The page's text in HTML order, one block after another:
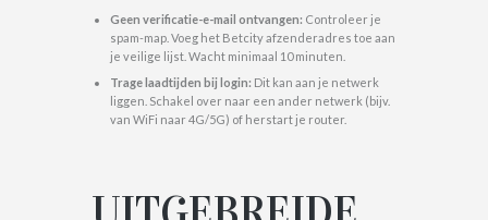
Geen verificatie-e-mail ontvangen: Controleer je
spam-map. Voeg het Betcity afzenderadres toe aan
je veilige lijst. Wacht minimaal 10 minuten.
Trage laadtijden bij login: Dit kan aan je netwerk
liggen. Schakel over naar een ander netwerk (bijv.
van WiFi naar 4G/5G) of herstart je router.